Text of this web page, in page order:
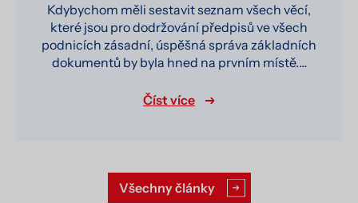
Kdybychom měli sestavit seznam všech věcí,
které jsou pro dodržování předpisů ve všech
podnicích zásadní, úspěšná správa základních
dokumentů by byla hned na prvním místě.…
Číst více
Všechny články